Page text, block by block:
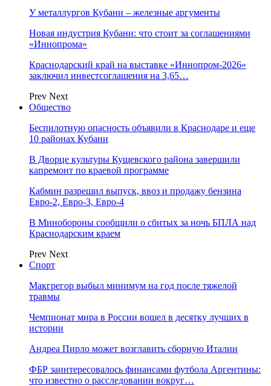
У металлургов Кубани – железные аргументы
Новая индустрия Кубани: что стоит за соглашениями
«Иннопрома»
Краснодарский край на выставке «Иннопром-2026»
заключил инвестсоглашения на 3,65…
Prev Next
Общество
Беспилотную опасность объявили в Краснодаре и еще
10 районах Кубани
В Дворце культуры Кущевского района завершили
капремонт по краевой программе
Кабмин разрешил выпуск, ввоз и продажу бензина
Евро-2, Евро-3, Евро-4
В Минобороны сообщили о сбитых за ночь БПЛА над
Краснодарским краем
Prev Next
Спорт
Макгрегор выбыл минимум на год после тяжелой
травмы
Чемпионат мира в России вошел в десятку лучших в
истории
Андреа Пирло может возглавить сборную Италии
ФБР заинтересовалось финансами футбола Аргентины:
что известно о расследовании вокруг…